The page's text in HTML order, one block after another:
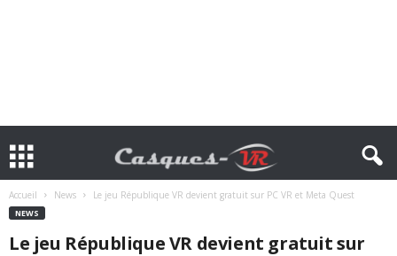
Accueil News Le jeu République VR devient gratuit sur PC VR et Meta Quest
NEWS
Le jeu République VR devient gratuit sur